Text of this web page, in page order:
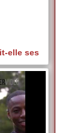
elle ses